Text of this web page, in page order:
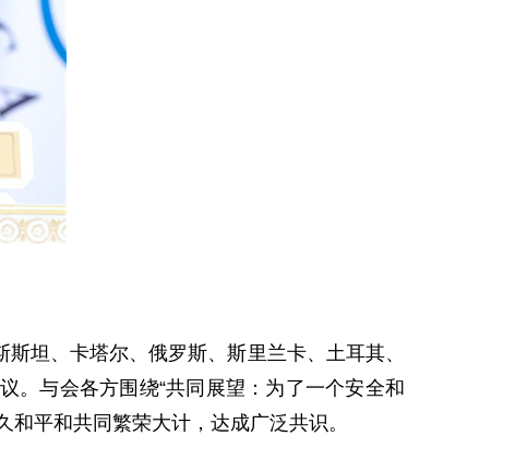
坦、卡塔尔、俄罗斯、斯里兰卡、土耳其、
。与会各方围绕“共同展望：为了一个安全和
平和共同繁荣大计，达成广泛共识。